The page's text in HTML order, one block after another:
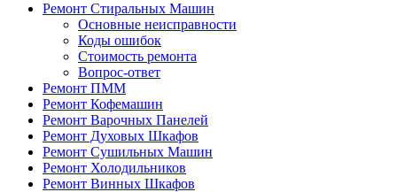
Ремонт Стиральных Машин
Основные неисправности
Коды ошибок
Стоимость ремонта
Вопрос-ответ
Ремонт ПММ
Ремонт Кофемашин
Ремонт Варочных Панелей
Ремонт Духовых Шкафов
Ремонт Сушильных Машин
Ремонт Холодильников
Ремонт Винных Шкафов